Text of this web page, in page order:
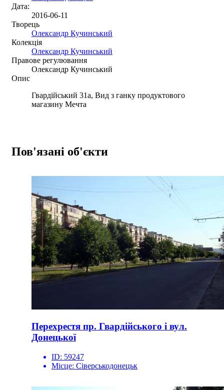
Дата:
2016-06-11
Творець
Олександр Кучинський
Колекція
Олександр Кучинський
Правове регулювання
Олександр Кучинський
Опис
Гвардійський 31а, Вид з ганку продуктового
магазину Мечта
Пов'язані об'єкти
Перехрестя пр. Гвардійського і вул.
Донецької
ID: 59247
Місце: Сіверськодонецьк